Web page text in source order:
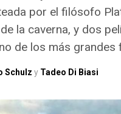
por el filósofo
la caverna, y dos
de los más
Schulz y Tadeo Di Biasi